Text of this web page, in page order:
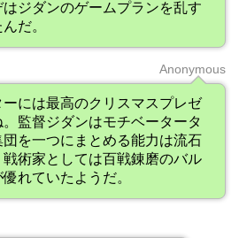
ジダンのゲームプランを乱す
だ。
Anonymous
には最高のクリスマスプレゼ
監督ジダンはモチベータータ
を一つにまとめる能力は流石
術家としては百戦錬磨のバル
れていたようだ。